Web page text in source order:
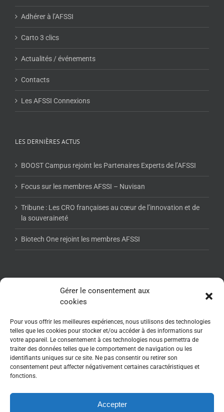
Gérer le consentement aux
cookies
Pour vous offrir les meilleures expériences, nous utilisons des technologies
telles que les cookies pour stocker et/ou accéder à des informations sur
votre appareil. Le consentement à ces technologies nous permettra de
traiter des données telles que le comportement de navigation ou les
identifiants uniques sur ce site. Ne pas consentir ou retirer son
consentement peut affecter négativement certaines caractéristiques et
fonctions.
Accepter
Adhérer à l’AFSSI
Carto 3 clics
Actualités / événements
Contacts
Les AFSSI Connexions
LES DERNIÈRES ACTUS
BOOST Campus rejoint les Partenaires Experts de l’AFSSI
Focus sur les membres AFSSI – Nuvisan
Tribune : Les CRO françaises au cœur de l’innovation et de
la souveraineté
Biotech One rejoint les membres AFSSI
NEWSLETTER AFSSI